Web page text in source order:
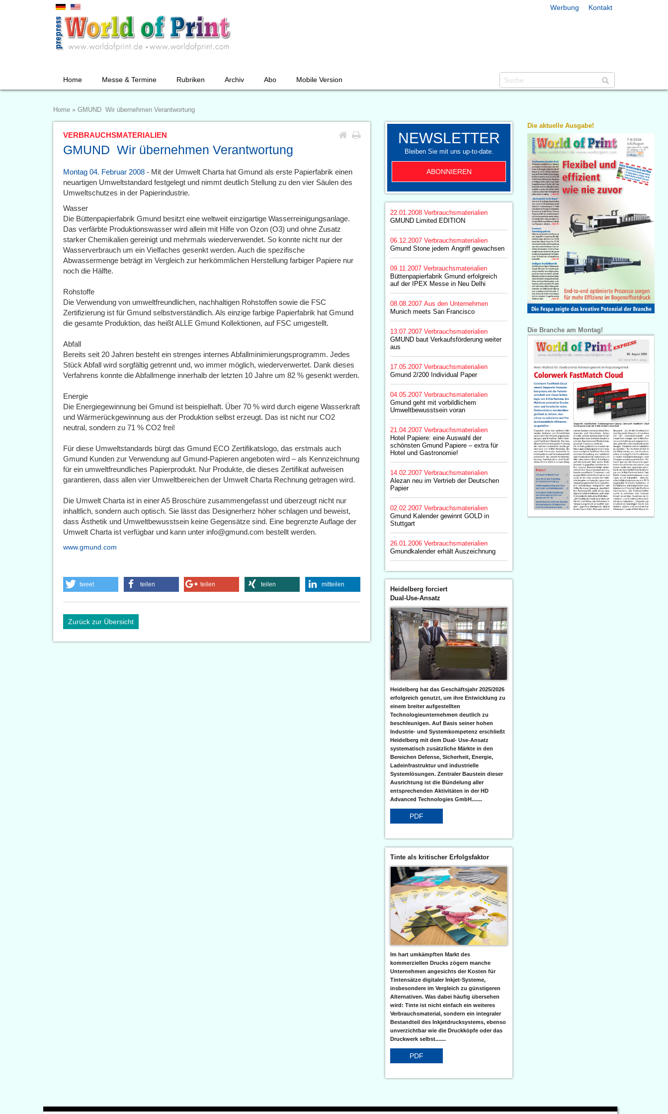
Werbung Kontakt
Home Messe & Termine Rubriken Archiv Abo Mobile Version
Home » GMUND  Wir übernehmen Verantwortung
VERBRAUCHSMATERIALIEN
GMUND  Wir übernehmen Verantwortung
Montag 04. Februar 2008 - Mit der Umwelt Charta hat Gmund als erste Papierfabrik einen
neuartigen Umweltstandard festgelegt und nimmt deutlich Stellung zu den vier Säulen des
Umweltschutzes in der Papierindustrie.
Wasser
Die Büttenpapierfabrik Gmund besitzt eine weltweit einzigartige Wasserreinigungsanlage.
Das verfärbte Produktionswasser wird allein mit Hilfe von Ozon (O3) und ohne Zusatz
starker Chemikalien gereinigt und mehrmals wiederverwendet. So konnte nicht nur der
Wasserverbrauch um ein Vielfaches gesenkt werden. Auch die spezifische
Abwassermenge beträgt im Vergleich zur herkömmlichen Herstellung farbiger Papiere nur
noch die Hälfte.
Rohstoffe
Die Verwendung von umweltfreundlichen, nachhaltigen Rohstoffen sowie die FSC
Zertifizierung ist für Gmund selbstverständlich. Als einzige farbige Papierfabrik hat Gmund
die gesamte Produktion, das heißt ALLE Gmund Kollektionen, auf FSC umgestellt.
Abfall
Bereits seit 20 Jahren besteht ein strenges internes Abfallminimierungsprogramm. Jedes
Stück Abfall wird sorgfältig getrennt und, wo immer möglich, wiederverwertet. Dank dieses
Verfahrens konnte die Abfallmenge innerhalb der letzten 10 Jahre um 82 % gesenkt werden.
Energie
Die Energiegewinnung bei Gmund ist beispielhaft. Über 70 % wird durch eigene Wasserkraft
und Wärmerückgewinnung aus der Produktion selbst erzeugt. Das ist nicht nur CO2
neutral, sondern zu 71 % CO2 frei!
Für diese Umweltstandards bürgt das Gmund ECO Zertifikatslogo, das erstmals auch
Gmund Kunden zur Verwendung auf Gmund-Papieren angeboten wird – als Kennzeichnung
für ein umweltfreundliches Papierprodukt. Nur Produkte, die dieses Zertifikat aufweisen
garantieren, dass allen vier Umweltbereichen der Umwelt Charta Rechnung getragen wird.
Die Umwelt Charta ist in einer A5 Broschüre zusammengefasst und überzeugt nicht nur
inhaltlich, sondern auch optisch. Sie lässt das Designerherz höher schlagen und beweist,
dass Ästhetik und Umweltbewusstsein keine Gegensätze sind. Eine begrenzte Auflage der
Umwelt Charta ist verfügbar und kann unter info@gmund.com bestellt werden.
www.gmund.com
tweet teilen teilen teilen mitteilen
Zurück zur Übersicht
NEWSLETTER
Bleiben Sie mit uns up-to-date.
ABONNIEREN
22.01.2008 Verbrauchsmaterialien
GMUND Limited EDITION
06.12.2007 Verbrauchsmaterialien
Gmund Stone jedem Angriff gewachsen
09.11.2007 Verbrauchsmaterialien
Büttenpapierfabrik Gmund erfolgreich
auf der IPEX Messe in Neu Delhi
08.08.2007 Aus den Unternehmen
Munich meets San Francisco
13.07.2007 Verbrauchsmaterialien
GMUND baut Verkaufsförderung weiter
aus
17.05.2007 Verbrauchsmaterialien
Gmund 2/200 Individual Paper
04.05.2007 Verbrauchsmaterialien
Gmund geht mit vorbildlichem
Umweltbewusstsein voran
21.04.2007 Verbrauchsmaterialien
Hotel Papiere: eine Auswahl der
schönsten Gmund Papiere – extra für
Hotel und Gastronomie!
14.02.2007 Verbrauchsmaterialien
Alezan neu im Vertrieb der Deutschen
Papier
02.02.2007 Verbrauchsmaterialien
Gmund Kalender gewinnt GOLD in
Stuttgart
26.01.2006 Verbrauchsmaterialien
Gmundkalender erhält Auszeichnung
Heidelberg forciert
Dual-Use-Ansatz
Heidelberg hat das Geschäftsjahr 2025/2026
erfolgreich genutzt, um ihre Entwicklung zu
einem breiter aufgestellten
Technologieunternehmen deutlich zu
beschleunigen. Auf Basis seiner hohen
Industrie- und Systemkompetenz erschließt
Heidelberg mit dem Dual- Use-Ansatz
systematisch zusätzliche Märkte in den
Bereichen Defense, Sicherheit, Energie,
Ladeinfrastruktur und industrielle
Systemlösungen. Zentraler Baustein dieser
Ausrichtung ist die Bündelung aller
entsprechenden Aktivitäten in der HD
Advanced Technologies GmbH.......
PDF
Tinte als kritischer Erfolgsfaktor
Im hart umkämpften Markt des
kommerziellen Drucks zögern manche
Unternehmen angesichts der Kosten für
Tintensätze digitaler Inkjet-Systeme,
insbesondere im Vergleich zu günstigeren
Alternativen. Was dabei häufig übersehen
wird: Tinte ist nicht einfach ein weiteres
Verbrauchsmaterial, sondern ein integraler
Bestandteil des Inkjetdrucksystems, ebenso
unverzichtbar wie die Druckköpfe oder das
Druckwerk selbst.......
PDF
Die aktuelle Ausgabe!
Die Branche am Montag!